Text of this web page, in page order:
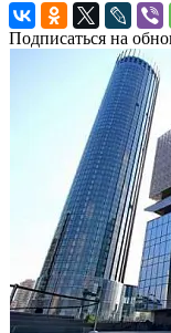
Подписаться на